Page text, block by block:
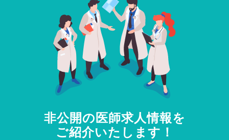
非公開の医師求人情報を
ご紹介いたします！